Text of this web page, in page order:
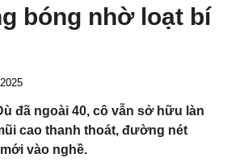
bóng nhờ loạt bí
đã ngoài 40, cô vẫn sở hữu làn
cao thanh thoát, đường nét
vào nghề.